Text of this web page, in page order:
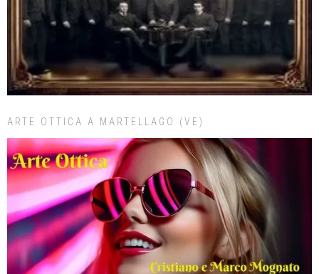
ARTE OTTICA A MARTELLAGO (VE)